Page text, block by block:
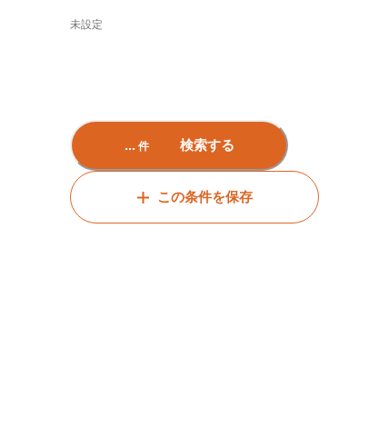
未設定
... 件 検索する
この条件を保存